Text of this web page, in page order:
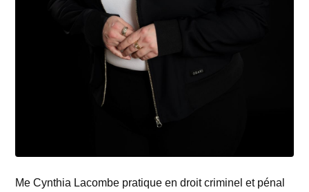
Me Cynthia Lacombe pratique en droit criminel et pénal